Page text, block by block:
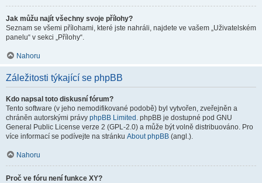
Jak můžu najít všechny svoje přílohy?
Seznam se všemi přílohami, které jste nahráli, najdete ve vašem „Uživatelském
panelu“ v sekci „Přílohy“.
Nahoru
Záležitosti týkající se phpBB
Kdo napsal toto diskusní fórum?
Tento software (v jeho nemodifikované podobě) byl vytvořen, zveřejněn a
chráněn autorskými právy phpBB Limited . phpBB je dostupné pod GNU
General Public License verze 2 (GPL-2.0) a může být volně distribuováno. Pro
více informací se podívejte na stránku About phpBB (angl.).
Nahoru
Proč ve fóru není funkce XY?